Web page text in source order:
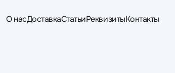
О насДоставкаСтатьиРеквизитыКонтакты